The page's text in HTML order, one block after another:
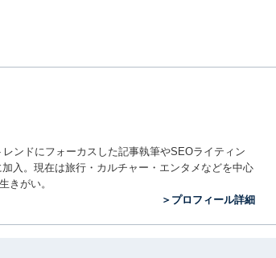
ンドにフォーカスした記事執筆やSEOライティン
入。現在は旅行・カルチャー・エンタメなどを中心
きがい。
＞プロフィール詳細